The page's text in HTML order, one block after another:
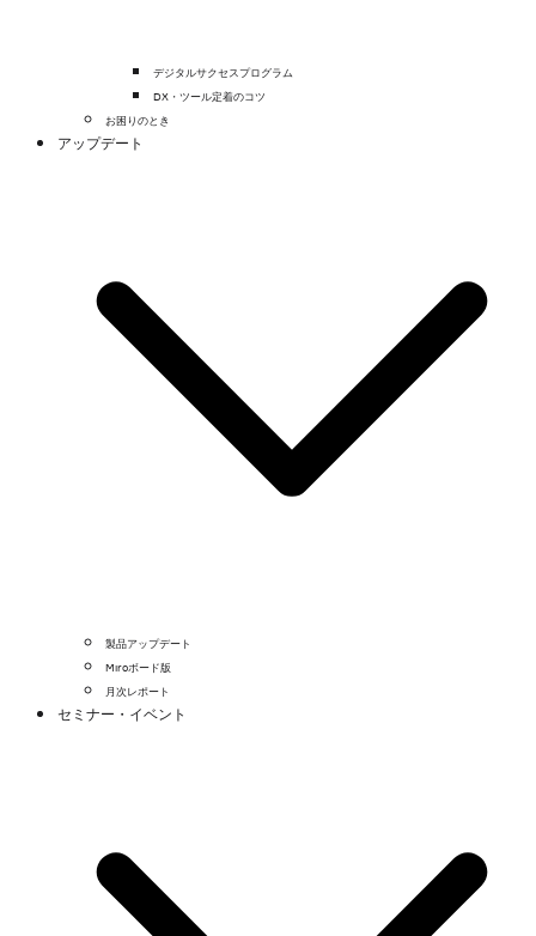
デジタルサクセスプログラム
DX・ツール定着のコツ
お困りのとき
アップデート
製品アップデート
Miroボード版
月次レポート
セミナー・イベント